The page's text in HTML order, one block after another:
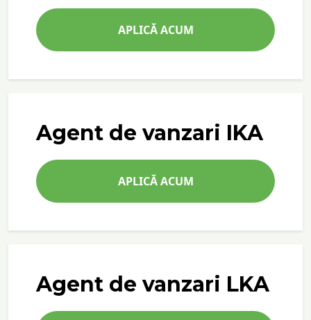
APLICĂ ACUM
Agent de vanzari IKA
APLICĂ ACUM
Agent de vanzari LKA